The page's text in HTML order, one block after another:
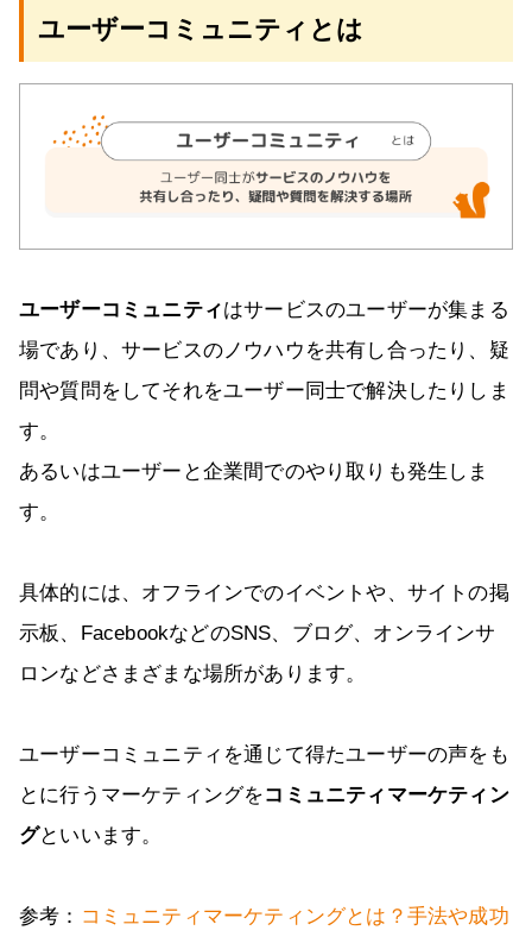
ユーザーコミュニティとは
ユーザーコミュニティはサービスのユーザーが集まる
場であり、サービスのノウハウを共有し合ったり、疑
問や質問をしてそれをユーザー同士で解決したりしま
す。
あるいはユーザーと企業間でのやり取りも発生しま
す。
具体的には、オフラインでのイベントや、サイトの掲
示板、FacebookなどのSNS、ブログ、オンラインサ
ロンなどさまざまな場所があります。
ユーザーコミュニティを通じて得たユーザーの声をも
とに行うマーケティングをコミュニティマーケティン
グといいます。
参考： コミュニティマーケティングとは？手法や成功